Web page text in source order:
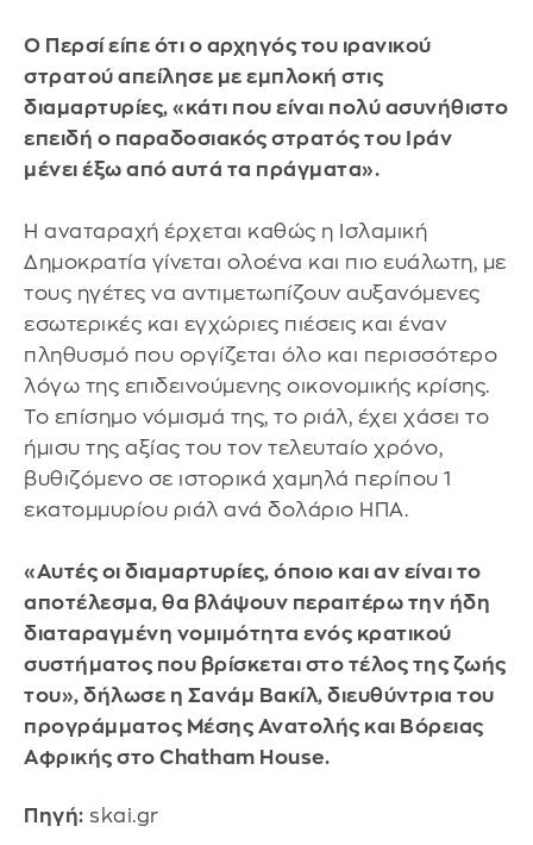
Ο Περσί είπε ότι ο αρχηγός του ιρανικού
στρατού απείλησε με εμπλοκή στις
διαμαρτυρίες, «κάτι που είναι πολύ ασυνήθιστο
επειδή ο παραδοσιακός στρατός του Ιράν
μένει έξω από αυτά τα πράγματα».
Η αναταραχή έρχεται καθώς η Ισλαμική
Δημοκρατία γίνεται ολοένα και πιο ευάλωτη, με
τους ηγέτες να αντιμετωπίζουν αυξανόμενες
εσωτερικές και εγχώριες πιέσεις και έναν
πληθυσμό που οργίζεται όλο και περισσότερο
λόγω της επιδεινούμενης οικονομικής κρίσης.
Το επίσημο νόμισμά της, το ριάλ, έχει χάσει το
ήμισυ της αξίας του τον τελευταίο χρόνο,
βυθιζόμενο σε ιστορικά χαμηλά περίπου 1
εκατομμυρίου ριάλ ανά δολάριο ΗΠΑ.
«Αυτές οι διαμαρτυρίες, όποιο και αν είναι το
αποτέλεσμα, θα βλάψουν περαιτέρω την ήδη
διαταραγμένη νομιμότητα ενός κρατικού
συστήματος που βρίσκεται στο τέλος της ζωής
του», δήλωσε η Σανάμ Βακίλ, διευθύντρια του
προγράμματος Μέσης Ανατολής και Βόρειας
Αφρικής στο Chatham House.
Πηγή: skai.gr